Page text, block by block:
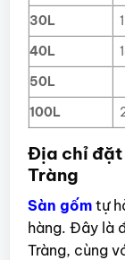
30L
40L
50L
100L
Địa chỉ đặt
Tràng
Sàn gốmtự
hàng. Đây là
Tràng, cùng